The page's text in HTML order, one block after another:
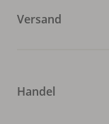
Versand
Handel